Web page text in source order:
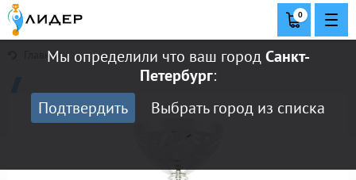
Мы определили что ваш городСанкт-
Петербург:
Подтвердить
Выбрать город из списка
0
Главная